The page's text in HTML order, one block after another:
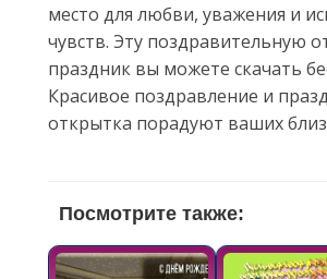
место для любви, уважения и
чувств. Эту поздравительную
праздник вы можете скачать
Красивое поздравление и
открытка порадуют ваших
Посмотрите также: